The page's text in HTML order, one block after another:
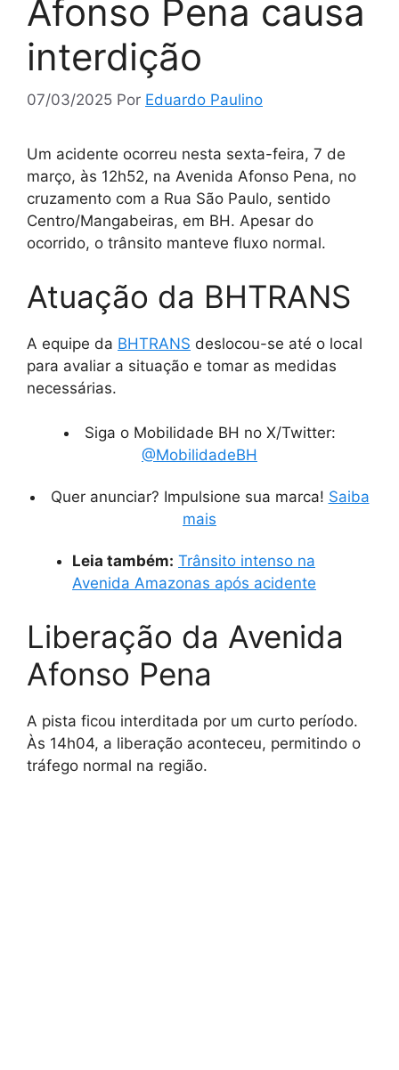
Afonso Pena causa
interdição
07/03/2025 Por Eduardo Paulino
Um acidente ocorreu nesta sexta-feira, 7 de
março, às 12h52, na Avenida Afonso Pena, no
cruzamento com a Rua São Paulo, sentido
Centro/Mangabeiras, em BH. Apesar do
ocorrido, o trânsito manteve fluxo normal.
Atuação da BHTRANS
A equipe da BHTRANS deslocou-se até o local
para avaliar a situação e tomar as medidas
necessárias.
Siga o Mobilidade BH no X/Twitter:
@MobilidadeBH
Quer anunciar? Impulsione sua marca! Saiba
mais
Leia também: Trânsito intenso na
Avenida Amazonas após acidente
Liberação da Avenida
Afonso Pena
A pista ficou interditada por um curto período.
Às 14h04, a liberação aconteceu, permitindo o
tráfego normal na região.